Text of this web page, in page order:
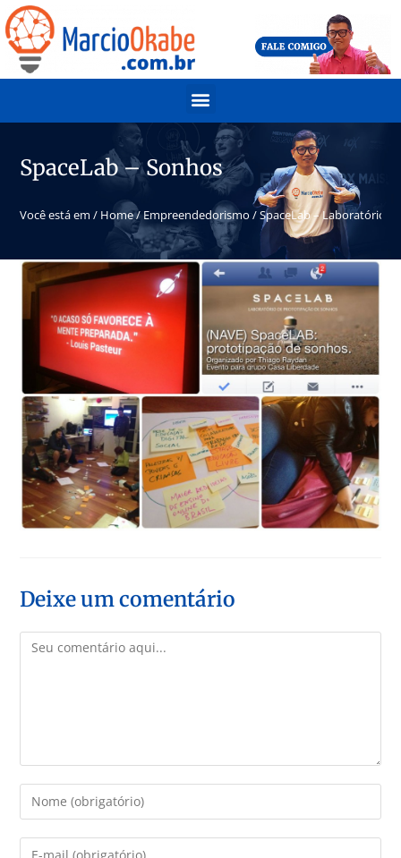
SpaceLab – Sonhos
Você está em / Home/Empreendedorismo /SpaceLab – Laboratório
Deixe um comentário